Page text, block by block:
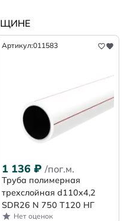
Артикул:011583
1 136 ₽ /пог.м.
Труба полимерная
трехслойная d110x4,2
SDR26 N 750 Т120 НГ
Нет оценок